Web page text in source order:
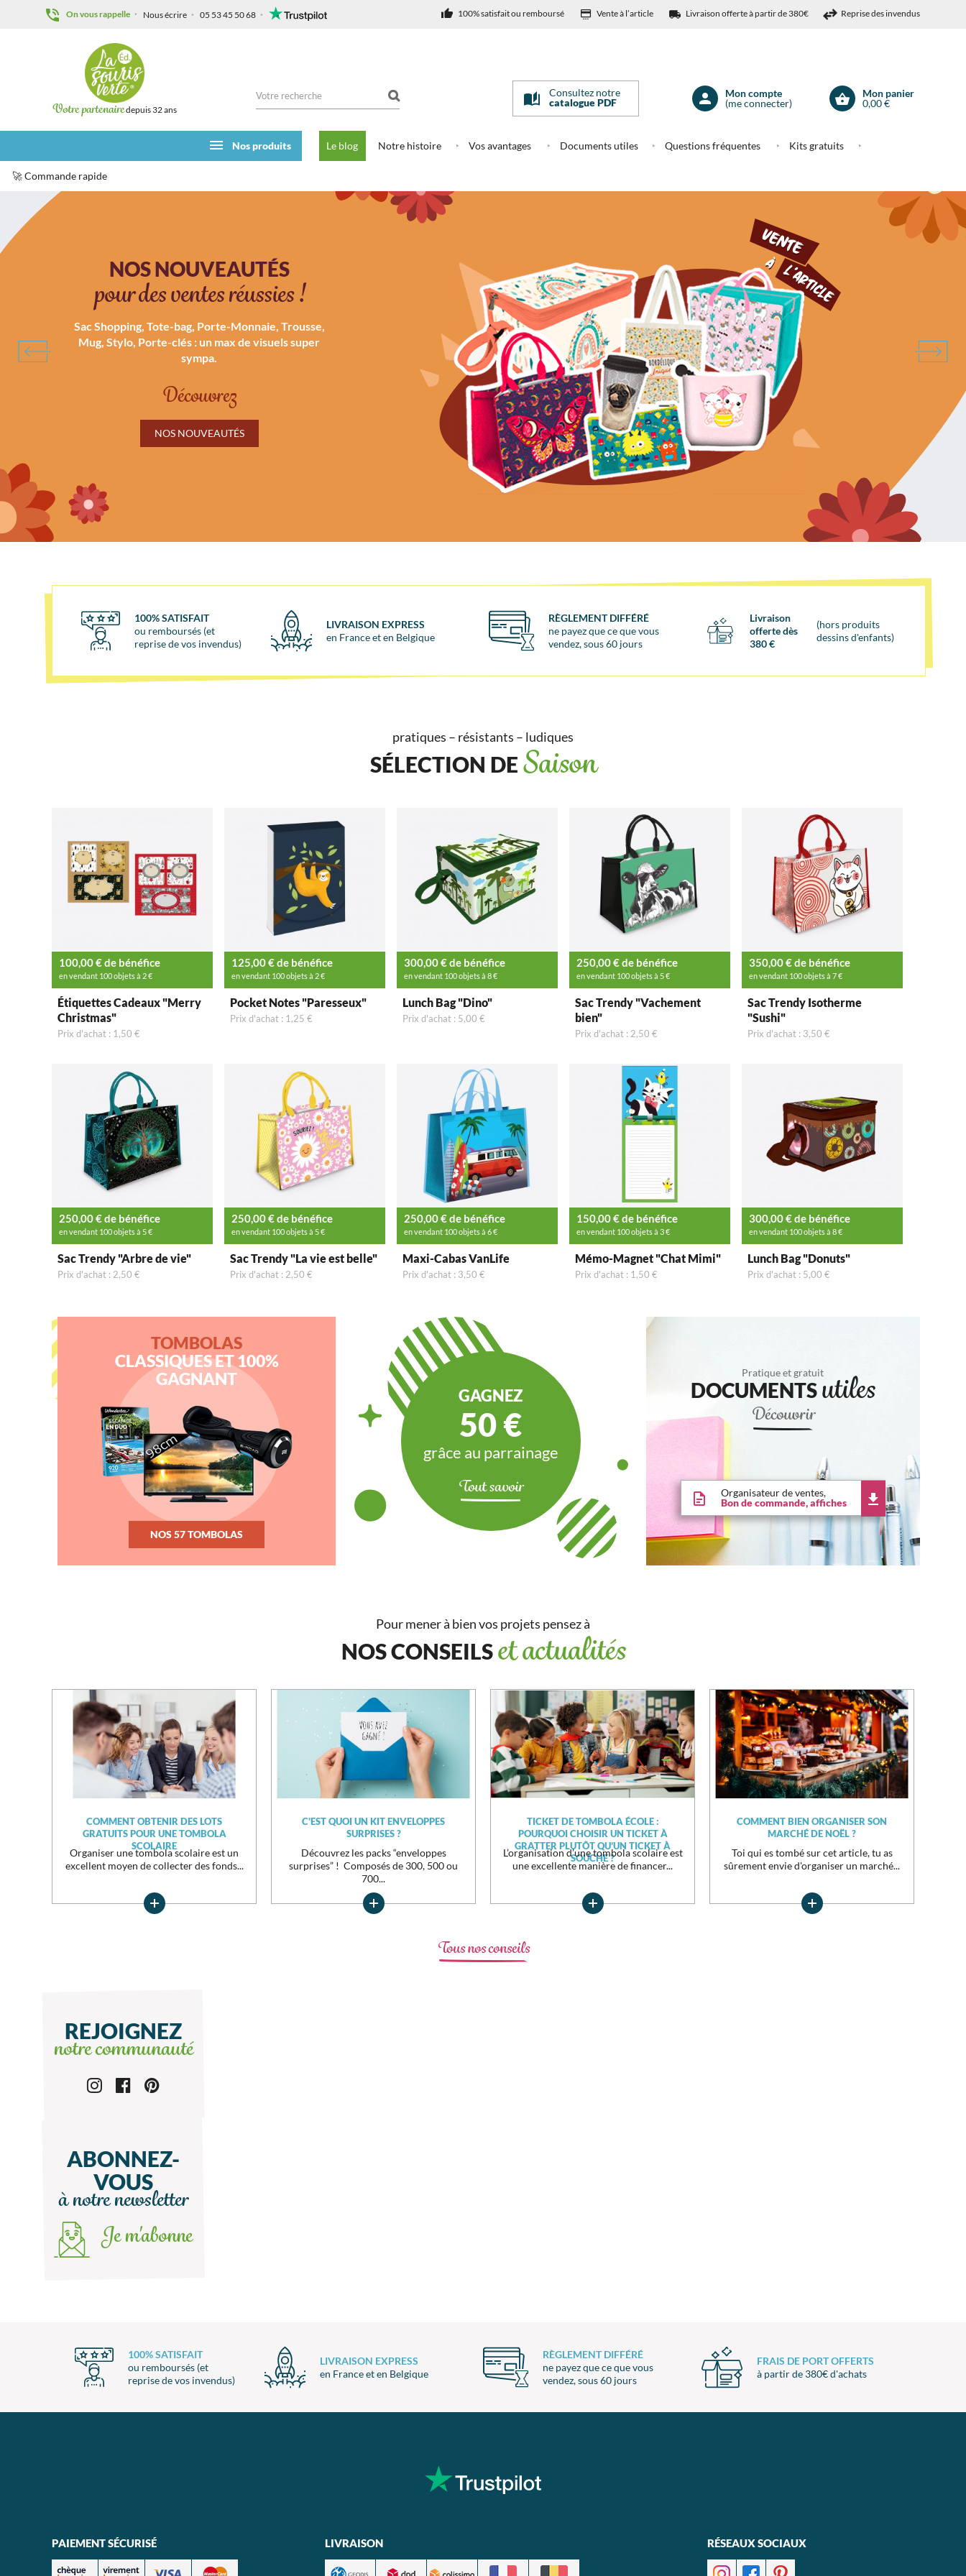
On vous rappelle Nous écrire 05 53 45 50 68 100% satisfait ou remboursé Vente à l’article Livraison offerte à partir de 380€ Reprise des invendus
Votre partenairedepuis 32 ans
Mon panier
0,00 €
Mon
Mon compte
(me connecter)
Nos produits Le blog Notre histoire Vos avantages Documents utiles Questions fréquentes Kits gratuits
🚀 Commande rapide
Consultez notre
catalogue PDF
NOS NOUVEAUTÉS
pour des ventes réussies !
Sac Shopping, Tote-bag, Porte-Monnaie, Trousse,
Mug, Stylo, Porte-clés : un max de visuels super
sympa.
Découvrez
NOS NOUVEAUTÉS
100% SATISFAIT
ou remboursés (et
reprise de vos invendus)
LIVRAISON EXPRESS
en France et en Belgique
RÈGLEMENT DIFFÉRÉ
ne payez que ce que vous
vendez, sous 60 jours
Livraison
offerte dès
380 €
(hors produits
dessins d'enfants)
pratiques – résistants – ludiques
SÉLECTION DE Saison
Étiquettes Cadeaux "Merry
Christmas"
100,00 € de bénéfice
en vendant 100 objets à 2 €
Prix d'achat : 1,50 €
Pocket Notes "Paresseux"
125,00 € de bénéfice
en vendant 100 objets à 2 €
Prix d'achat : 1,25 €
Lunch Bag "Dino"
300,00 € de bénéfice
en vendant 100 objets à 8 €
Prix d'achat : 5,00 €
Sac Trendy "Vachement
bien"
250,00 € de bénéfice
en vendant 100 objets à 5 €
Prix d'achat : 2,50 €
Sac Trendy Isotherme
"Sushi"
350,00 € de bénéfice
en vendant 100 objets à 7 €
Prix d'achat : 3,50 €
Sac Trendy "Arbre de vie"
250,00 € de bénéfice
en vendant 100 objets à 5 €
Prix d'achat : 2,50 €
Sac Trendy "La vie est belle"
250,00 € de bénéfice
en vendant 100 objets à 5 €
Prix d'achat : 2,50 €
Maxi-Cabas VanLife
250,00 € de bénéfice
en vendant 100 objets à 6 €
Prix d'achat : 3,50 €
Mémo-Magnet "Chat Mimi"
150,00 € de bénéfice
en vendant 100 objets à 3 €
Prix d'achat : 1,50 €
Lunch Bag "Donuts"
300,00 € de bénéfice
en vendant 100 objets à 8 €
Prix d'achat : 5,00 €
TOMBOLAS
CLASSIQUES ET 100%
GAGNANT
NOS 57 TOMBOLAS
GAGNEZ
50 €
grâce au parrainage
Tout savoir
Pratique et gratuit
DOCUMENTS utiles
Découvrir
Organisateur de ventes,
Bon de commande, affiches
Pour mener à bien vos projets pensez à
NOS CONSEILSet actualités
COMMENT OBTENIR DES LOTS
GRATUITS POUR UNE TOMBOLA
SCOLAIRE
Organiser une tombola scolaire est un
excellent moyen de collecter des fonds...
C'EST QUOI UN KIT ENVELOPPES
SURPRISES ?
Découvrez les packs “enveloppes
surprises” ! Composés de 300, 500 ou
700...
TICKET DE TOMBOLA ÉCOLE :
POURQUOI CHOISIR UN TICKET À
GRATTER PLUTÔT QU’UN TICKET À
SOUCHE ?
L’organisation d’une tombola scolaire est
une excellente manière de financer...
COMMENT BIEN ORGANISER SON
MARCHÉ DE NOËL ?
Toi qui es tombé sur cet article, tu as
sûrement envie d'organiser un marché...
Tous nos conseils
REJOIGNEZ
notre communauté
ABONNEZ-
VOUS
à notre newsletter
Je m'abonne
100% SATISFAIT
ou remboursés (et
reprise de vos invendus)
LIVRAISON EXPRESS
en France et en Belgique
RÈGLEMENT DIFFÉRÉ
ne payez que ce que vous
vendez, sous 60 jours
FRAIS DE PORT OFFERTS
à partir de 380€ d'achats
PAIEMENT SÉCURISÉ LIVRAISON RÉSEAUX SOCIAUX